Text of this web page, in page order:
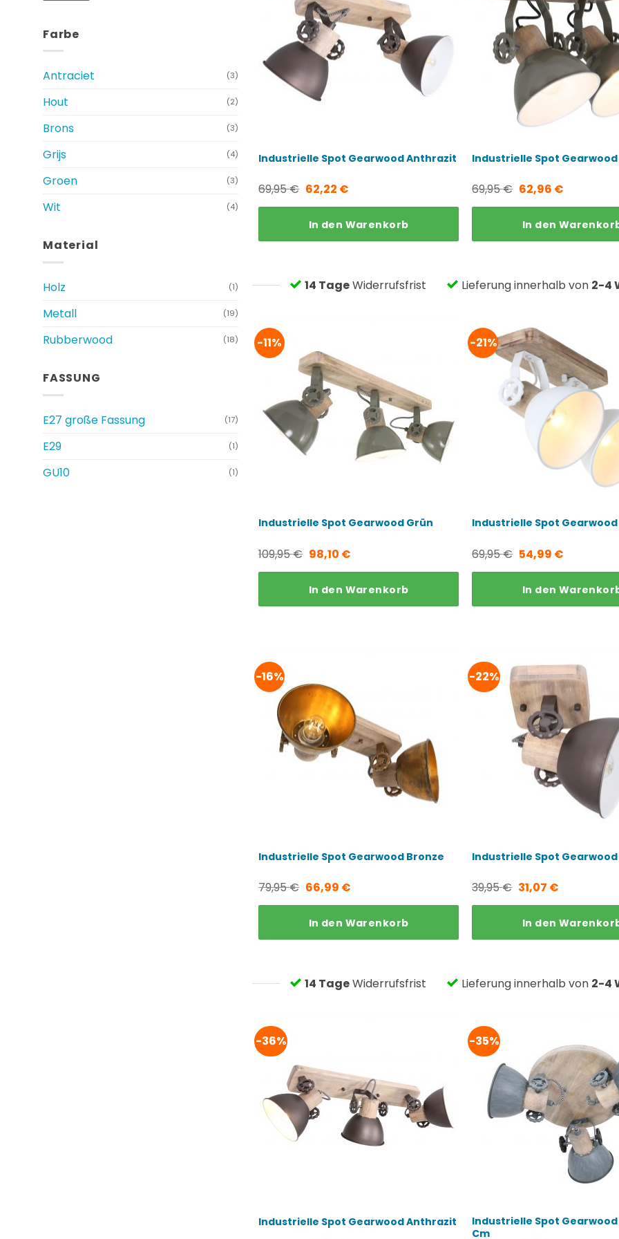
Farbe
Antraciet (3)
Hout (2)
Brons (3)
Grijs (4)
Groen (3)
Wit (4)
Material
Holz (1)
Metall (19)
Rubberwood (18)
FASSUNG
E27 große Fassung (17)
E29 (1)
GU10 (1)
Industrielle Spot Gearwood Anthrazit
69,95€ Ursprünglicher
Preis
war:
62,22 €
Preis
ist:
In den Warenkorb
Industrielle Spot Gearwood
69,95€ Ursprünglicher
Preis
war:
62,96 €
Preis
ist:
In den
14 TageWiderrufsfrist Lieferung innerhalb von 2-4
-11%
Industrielle Spot Gearwood Grün
109,95€ Ursprünglicher
Preis
war:
98,10 €
Preis
ist:
In den Warenkorb
-21%
Industrielle Spot Gearwood
69,95€ Ursprünglicher
Preis
war:
54,99 €
Preis
ist:
In den
-16%
Industrielle Spot Gearwood Bronze
79,95€ Ursprünglicher
Preis
war:
66,99 €
Preis
ist:
In den Warenkorb
-22%
Industrielle Spot
39,95€ Ursprünglicher
Preis
war:
31,07 €
Preis
ist:
In den
14 TageWiderrufsfrist Lieferung innerhalb von 2-4
-36%
Industrielle Spot Gearwood Anthrazit
-35%
Industrielle Spot Gearwood
Cm